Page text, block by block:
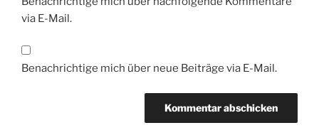
via E-Mail.
Benachrichtige mich über neue Beiträge via E-Mail.